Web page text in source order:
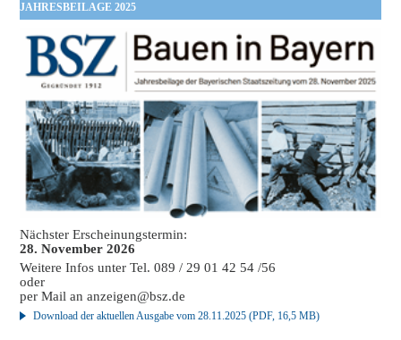
JAHRESBEILAGE 2025
Nächster Erscheinungstermin:
28. November 2026
Weitere Infos unter Tel. 089 / 29 01 42 54 /56
oder
per Mail ananzeigen@bsz.de
Download der aktuellen Ausgabe vom 28.11.2025 (PDF, 16,5 MB)